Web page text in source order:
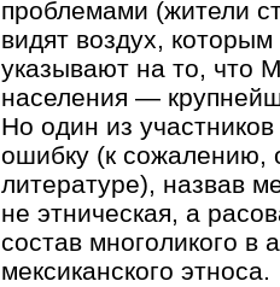
проблемами (жители
видят воздух,
указывают на то, что
населения —
Но один из
ошибку (к сожалению,
литературе), назвав
не этническая, а
состав многоликого в
мексиканского этноса.